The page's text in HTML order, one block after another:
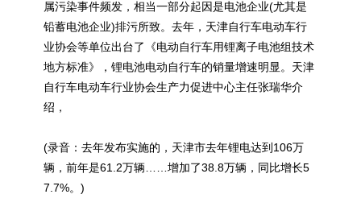
属污染事件频发，相当一部分起因是电池企业(尤其是
铅蓄电池企业)排污所致。去年，天津自行车电动车行
业协会等单位出台了《电动自行车用锂离子电池组技术
地方标准》，锂电池电动自行车的销量增速明显。天津
自行车电动车行业协会生产力促进中心主任张瑞华介
绍，
(录音：去年发布实施的，天津市去年锂电达到106万
辆，前年是61.2万辆……增加了38.8万辆，同比增长5
7.7%。)